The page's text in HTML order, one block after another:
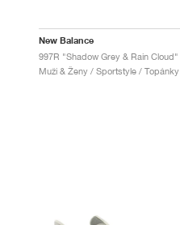
New Balance
997R "Shadow Grey & Rain Cloud"
Muži & Ženy / Sportstyle / Topánky